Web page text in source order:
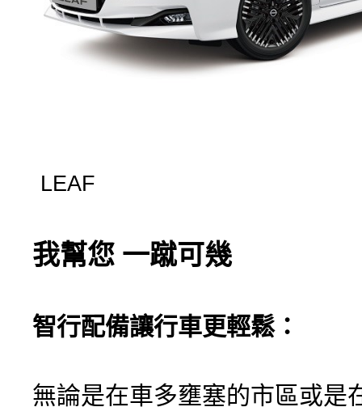
LEAF
我幫您 一蹴可幾
智行配備讓行車更輕鬆：
無論是在車多壅塞的市區或是